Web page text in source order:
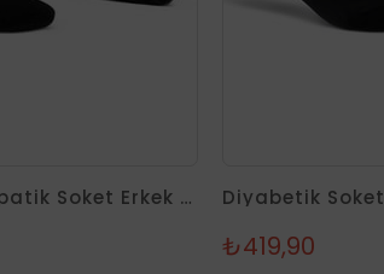
Diyabetik Terapatik Soket Erkek Siyah Gümüş Çorap
₺419,90